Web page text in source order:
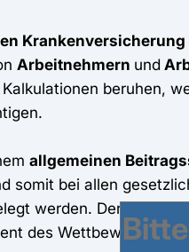
Krankenversicherung
Arbeitnehmern und
beruhen,
allgemeinen
somit bei allen
werden. Der
des Wettbewerbs.